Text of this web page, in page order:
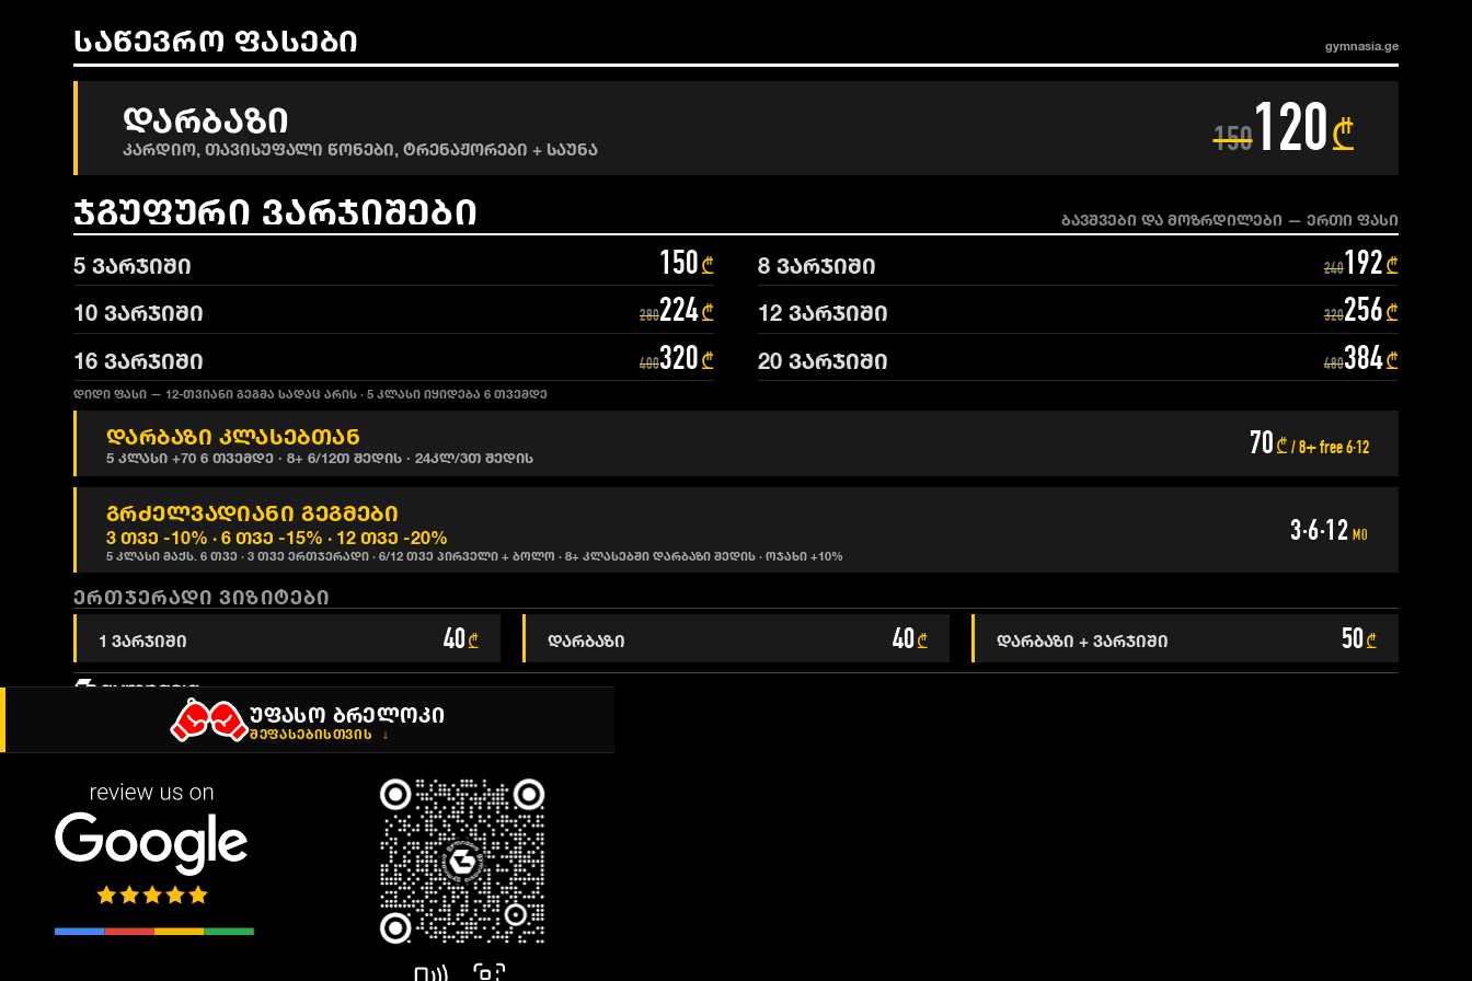
ᲡᲐᲬᲔᲕᲠᲝ ᲤᲐᲡᲔᲑᲘ gymnasia.ge
ᲓᲐᲠᲑᲐᲖᲘ
კარდიო, თავისუფალი წონები, ტრენაჟორები + საუნა 150120₾
ᲯᲒᲣᲤᲣᲠᲘ ᲕᲐᲠᲯᲘᲨᲔᲑᲘ ბავშვები და მოზრდილები — ერთი ფასი
5ვარჯიში 150₾ 8ვარჯიში 240192₾
10ვარჯიში 280224₾ 12ვარჯიში 320256₾
16ვარჯიში 400320₾ 20ვარჯიში 480384₾
დიდი ფასი — 12-თვიანი გეგმა სადაც არის · 5 კლასი იყიდება 6 თვემდე
დარბაზი კლასებთან
5 კლასი +70 6 თვემდე · 8+ 6/12თ შედის · 24კლ/3თ შედის 70₾ / 8+ free 6·12
გრძელვადიანი გეგმები
3 თვე -10% · 6 თვე -15% · 12 თვე -20%
5 კლასი მაქს. 6 თვე · 3 თვე ერთჯერადი · 6/12 თვე პირველი + ბოლო · 8+ კლასებში დარბაზი შედის · ოჯახი +10%
3·6·12 MO
ᲔᲠᲗᲯᲔᲠᲐᲓᲘ ᲕᲘᲖᲘᲢᲔᲑᲘ
1 ვარჯიში 40₾ დარბაზი 40₾ დარბაზი + ვარჯიში 50₾
ᲣᲤᲐᲡᲝ ᲑᲠᲔᲚᲝᲙᲘ
ᲨᲔᲤᲐᲡᲔᲑᲘᲡᲗᲕᲘᲡ ↓